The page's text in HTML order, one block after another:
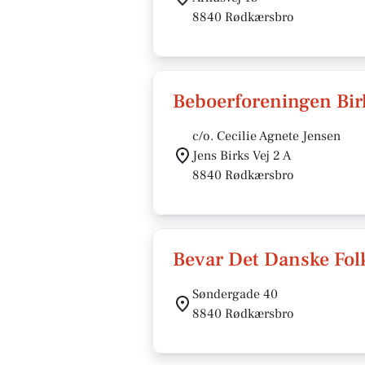
8840 Rødkærsbro
Beboerforeningen
c/o. Cecilie Agnete Jensen
Jens Birks Vej 2 A
8840 Rødkærsbro
Bevar Det Danske
Søndergade 40
8840 Rødkærsbro